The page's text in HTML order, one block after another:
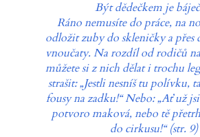
Být dědečkem je
Ráno nemusíte do práce, na
odložit zuby do skleničky a přes
vnoučaty. Na rozdíl od rodičů na
můžete si z nich dělat i trochu
strašit: „Jestli nesníš tu polívku,
fousy na zadku!“ Nebo: „Ať už
potvoro maková, nebo tě
do cirkusu!“ (str. 9)